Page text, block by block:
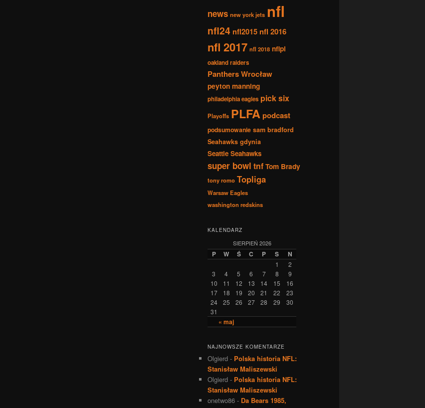
news new york jets nfl
nfl24 nfl2015 nfl 2016
nfl 2017 nfl 2018 nflpl
oakland raiders
Panthers Wrocław
peyton manning
philadelphia eagles pick six
Playoffs PLFApodcast
podsumowanie sam bradford
Seahawks gdynia
Seattle Seahawks
super bowl tnf Tom Brady
tony romo Topliga
Warsaw Eagles
washington redskins
KALENDARZ
SIERPIEŃ 2026
P W Ś C P S N
« maj
1
2
3
4 5 6 7 8
9
10
11 12 13 14 15
16
17
18 19 20 21 22
23
24
25 26 27 28 29
30
31
NAJNOWSZE KOMENTARZE
Olgierd - Polska historia NFL:
Stanisław Maliszewski
Olgierd - Polska historia NFL:
Stanisław Maliszewski
onetwo86 - Da Bears 1985,